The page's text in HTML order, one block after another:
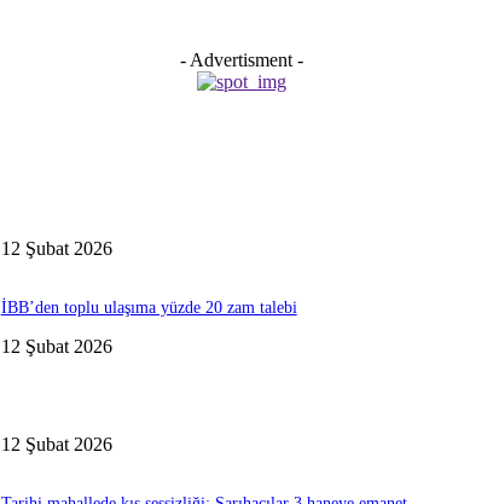
- Advertisment -
12 Şubat 2026
İBB’den toplu ulaşıma yüzde 20 zam talebi
12 Şubat 2026
12 Şubat 2026